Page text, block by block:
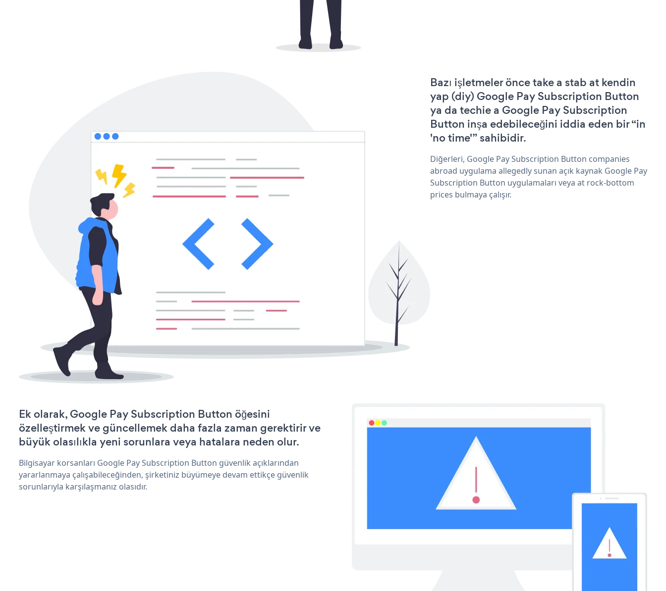
Bazı işletmeler önce take a stab at kendin
yap (diy) Google Pay Subscription Button
ya da techie a Google Pay Subscription
Button inşa edebileceğini iddia eden bir “in
'no time'” sahibidir.
Diğerleri, Google Pay Subscription Button companies
abroad uygulama allegedly sunan açık kaynak Google Pay
Subscription Button uygulamaları veya at rock-bottom
prices bulmaya çalışır.
Ek olarak, Google Pay Subscription Button öğesini
özelleştirmek ve güncellemek daha fazla zaman gerektirir ve
büyük olasılıkla yeni sorunlara veya hatalara neden olur.
Bilgisayar korsanları Google Pay Subscription Button güvenlik açıklarından
yararlanmaya çalışabileceğinden, şirketiniz büyümeye devam ettikçe güvenlik
sorunlarıyla karşılaşmanız olasıdır.